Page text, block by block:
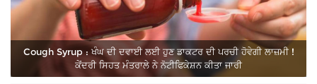
Cough Syrup : ਖੰਘ ਦੀ ਦਵਾਈ ਲਈ ਹੁਣ ਡਾਕਟਰ ਦੀ ਪਰਚੀ ਹੋਵੇਗੀ ਲਾਜ਼ਮੀ !
ਕੇਂਦਰੀ ਸਿਹਤ ਮੰਤਰਾਲੇ ਨੇ ਨੋਟੀਫਿਕੇਸ਼ਨ ਕੀਤਾ ਜਾਰੀ